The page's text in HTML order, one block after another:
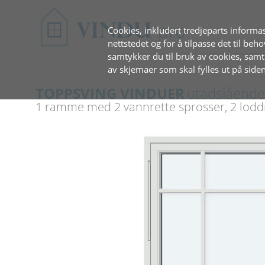
Cookies, inkludert tredjeparts
nettstedet og for å tilpasse det til
samtykker du til bruk av cookies,
av skjemaer som skal fylles ut på
TOPPSVING VINDUER utadslående
1 ramme med 2 vannrette sprosser, 2